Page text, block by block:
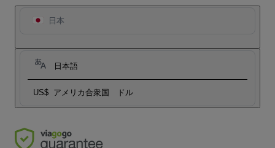
日本
日本語
US$ アメリカ合衆国 ドル